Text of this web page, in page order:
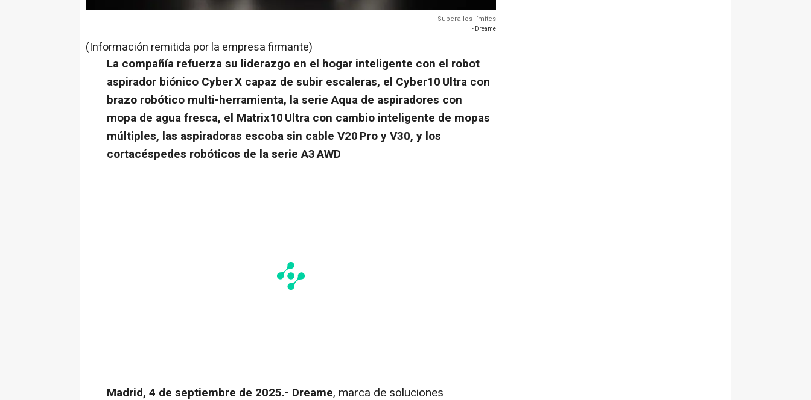
Supera los límites
- Dreame
(Información remitida por la empresa firmante)
La compañía refuerza su liderazgo en el hogar inteligente con el robot
aspirador biónico Cyber X capaz de subir escaleras, el Cyber10 Ultra con
brazo robótico multi-herramienta, la serie Aqua de aspiradores con
mopa de agua fresca, el Matrix10 Ultra con cambio inteligente de mopas
múltiples, las aspiradoras escoba sin cable V20 Pro y V30, y los
cortacéspedes robóticos de la serie A3 AWD
Madrid, 4 de septiembre de 2025.- Dreame, marca de soluciones